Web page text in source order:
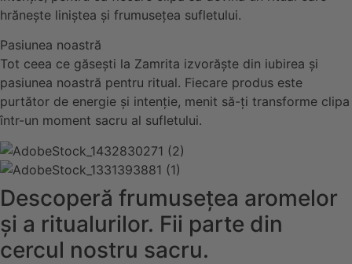
hrănește liniștea și frumusețea sufletului.
Pasiunea noastră
Tot ceea ce găsești la Zamrita izvorăște din iubirea și
pasiunea noastră pentru ritual. Fiecare produs este
purtător de energie și intenție, menit să-ți transforme clipa
într-un moment sacru al sufletului.
Descoperă frumusețea aromelor
și a ritualurilor. Fii parte din
cercul nostru sacru.